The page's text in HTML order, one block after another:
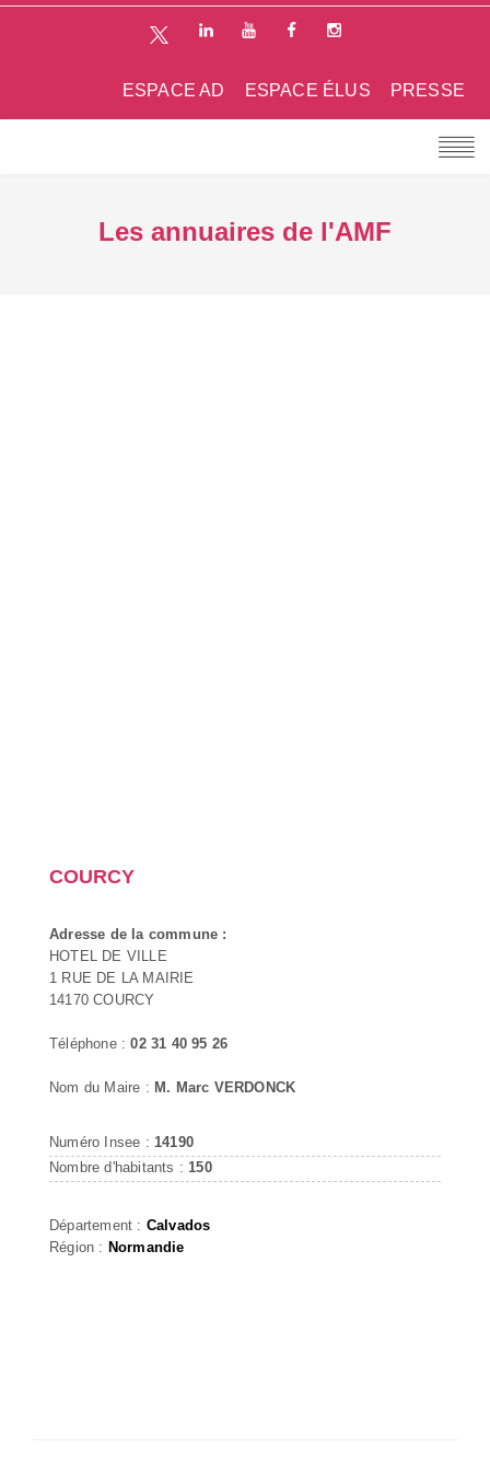
PRESSE
ESPACE ÉLUS
ESPACE AD
Les annuaires de l'AMF
COURCY
Adresse de la commune :
HOTEL DE VILLE
1 RUE DE LA MAIRIE
14170 COURCY
Téléphone :02 31 40 95 26
Nom du Maire : M. Marc VERDONCK
Numéro Insee : 14190
Nombre d'habitants : 150
Département : Calvados
Région : Normandie